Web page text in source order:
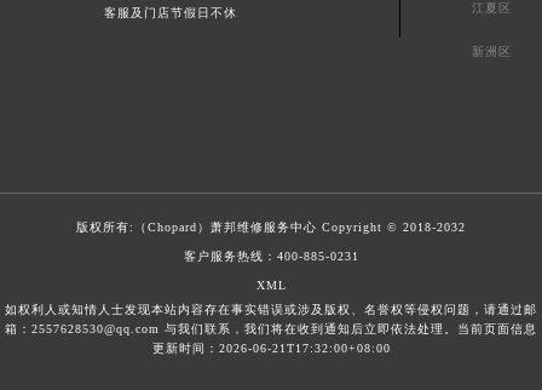
客服及门店节假日不休
江夏区
新洲区
版权所有:（Chopard） 萧邦维修服务中心 Copyright © 2018-2032
客户服务热线： 400-885-0231
XML
如权利人或知情人士发现本站内容存在事实错误或涉及版权、名誉权等侵权问题，请通过邮
箱：2557628530@qq.com 与我们联系，我们将在收到通知后立即依法处理。当前页面信息
更新时间：2026-06-21T17:32:00+08:00